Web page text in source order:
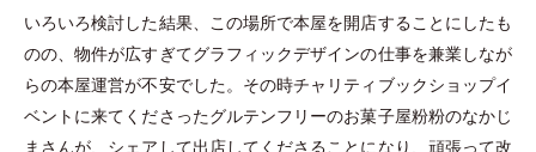
いろいろ検討した結果、この場所で本屋を開店することにしたも
のの、物件が広すぎてグラフィックデザインの仕事を兼業しなが
らの本屋運営が不安でした。その時チャリティブックショップイ
ベントに来てくださったグルテンフリーのお菓子屋粉粉のなかじ
まさんが、シェアして出店してくださることになり、頑張って改